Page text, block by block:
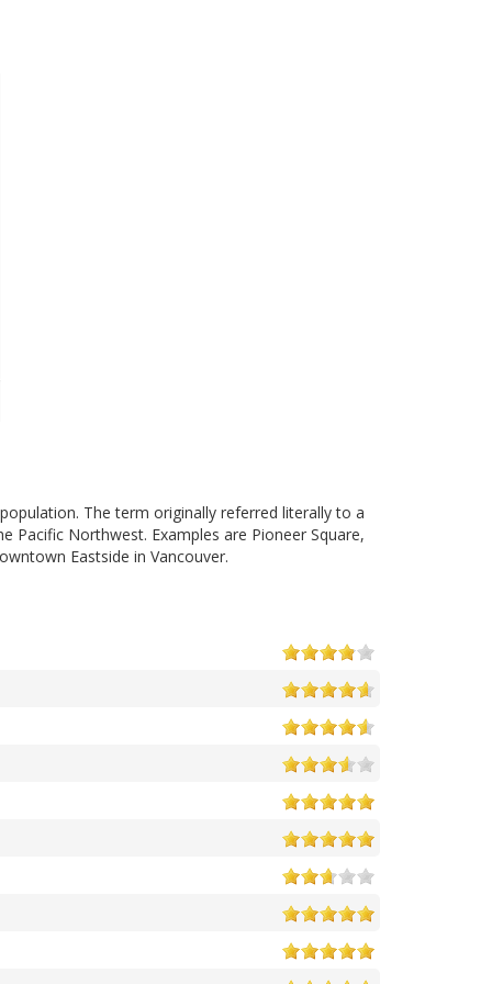
The term originally referred literally to a
Pacific Northwest. Examples are Pioneer Square,
Eastside in Vancouver.